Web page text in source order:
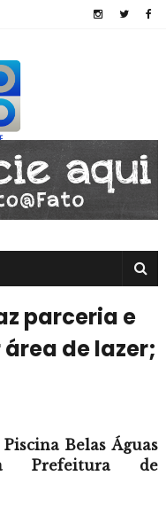
parceria e
de lazer;
Belas Águas
Prefeitura de